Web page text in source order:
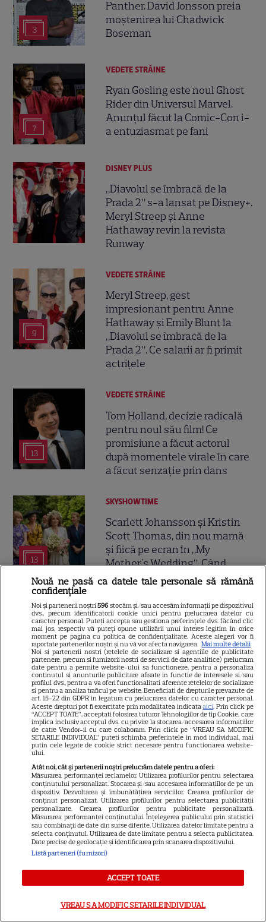
3
Panther. David Jonsson preia
moștenirea lui Chadwick
Boseman
7
VEDETE STRĂINE
Ryan Gosling este noul Ghost
Rider din Universul Marvel.
Anunțul făcut la Comic-Con i-
a entuziasmat pe fani
DISNEY PLUS
„Diavolul se îmbracă de la
Prada 2” s-a lansat pe Disney+.
Meryl Streep și Anne
Hathaway revin la revista
Runway
9
VEDETE STRĂINE
Meryl Streep, gest
impresionant pentru Anne
Hathaway și Emily Blunt la
„Diavolul se îmbracă de la
Prada 2”. Ce salarii ar fi primit
actrițele
13
VEDETE STRĂINE
Tom Holland, decizie radicală
pentru noul său film! Ce
promisiune a făcut actorul
după momentele virale în care
a făcut senzație prin dans
13
SKYSHOWTIME
Scarlett Johansson și Kristin
Scott Thomas, din nou mamă
și fiică pe ecran în „My
Mother's Wedding”. Când
apare filmul pe SkyShowtime
9
PRIME VIDEO
Jamie Campbell Bower, starul
din „Stranger Things”, intră în
universul „Stăpânul Inelelor”.
Ce rol legendar va interpreta în
sezonul 3
5
NETFLIX
„Palatul de Est”, noul fenomen
coreean de pe Netflix: Regele
blestemat, fantomele și
exorcistul care sfidează
moartea
PRIME VIDEO
Când „Fălci” se întâlnește cu
„Coborâre întunecată”:
Producția claustrofobă de pe
Prime Video ce nu trebuie
Nouă ne pasă ca datele tale personale să rămână
confidențiale
Noi și partenerii noștri596 stocăm și/sau accesăm informații pe dispozitivul
dvs., precum identificatorii cookie unici pentru prelucrarea datelor cu
caracter personal. Puteți accepta sau gestiona preferințele dvs. făcând clic
mai jos, respectiv vă puteți opune utilizării unui interes legitim în orice
moment pe pagina cu politica de confidențialitate. Aceste alegeri vor fi
raportate partenerilor noștri și nu vă vor afecta navigarea. Mai multe detalii
Noi si partenerii nostri (retelele de socializare si agentiile de publicitate
partenere, precum si furnizorii nostri de servicii de date analitice) prelucram
date pentru a permite website-ului sa functioneze, pentru a personaliza
continutul si anunturile publicitare afisate in functie de interesele si/sau
profilul dvs., pentru a va oferi functionalitati aferente retelelor de socializare
si pentru a analiza traficul pe website. Beneficiati de drepturile prevazute de
art. 15-22 din GDPR in legatura cu prelucrarea datelor cu caracter personal.
Aceste drepturi pot fi exercitate prin modalitatea indicataaici. Prin click pe
“ACCEPT TOATE”, acceptati folosirea tuturor Tehnologiilor de tip Cookie, care
implica inclusiv acceptul dvs. cu privire la stocarea/accesarea informatiilor
de catre Vendor-ii cu care colaboram. Prin click pe “VREAU SA MODIFIC
SETARILE INDIVIDUAL” puteti schimba preferintele in mod individual, mai
putin cele legate de cookie strict necesare pentru functionarea website-
ului.
Atât noi, cât și partenerii noștri prelucrăm datele pentru a oferi:
Măsurarea performanței reclamelor. Utilizarea profilurilor pentru selectarea
conținutului personalizat. Stocarea și/sau accesarea informațiilor de pe un
dispozitiv. Dezvoltarea și îmbunătățirea serviciilor. Crearea profilurilor de
conținut personalizat. Utilizarea profilurilor pentru selectarea publicității
personalizate. Crearea profilurilor pentru publicitate personalizată.
Măsurarea performanței conținutului. Înțelegerea publicului prin statistici
sau combinații de date din surse diferite. Utilizarea datelor limitate pentru a
selecta conținutul. Utilizarea de date limitate pentru a selecta publicitatea.
Date precise de geolocație și identificarea prin scanarea dispozitivului.
Listă parteneri (furnizori)
ACCEPT TOATE
VREAU SA MODIFIC SETARILE INDIVIDUAL